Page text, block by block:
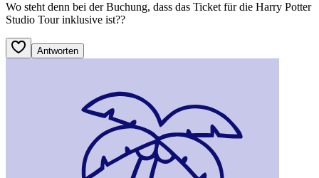
Wo steht denn bei der Buchung, dass das Ticket für die Harry Potter
Studio Tour inklusive ist??
Antworten